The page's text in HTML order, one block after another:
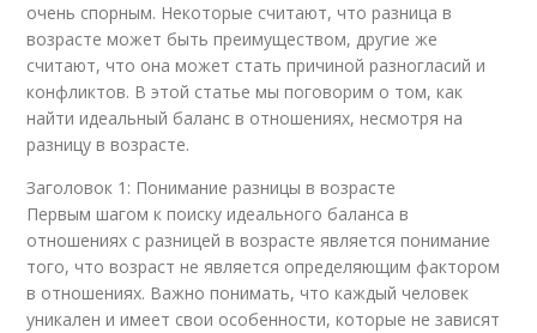
очень спорным. Некоторые считают, что разница в
возрасте может быть преимуществом, другие же
считают, что она может стать причиной разногласий и
конфликтов. В этой статье мы поговорим о том, как
найти идеальный баланс в отношениях, несмотря на
разницу в возрасте.
Заголовок 1: Понимание разницы в возрасте
Первым шагом к поиску идеального баланса в
отношениях с разницей в возрасте является понимание
того, что возраст не является определяющим фактором
в отношениях. Важно понимать, что каждый человек
уникален и имеет свои особенности, которые не зависят